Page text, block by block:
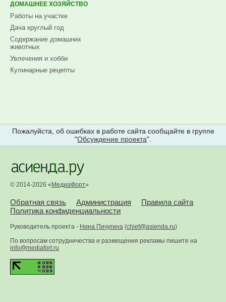
ДОМАШНЕЕ ХОЗЯЙСТВО
Работы на участке
Дача круглый год
Содержание домашних
животных
Увлечения и хобби
Кулинарные рецепты
Пожалуйста, об ошибках в работе сайта сообщайте в группе
"Обсуждение проекта".
© 2014-2026 «МедиаФорт»
Обратная связь Администрация
Правила сайта
Политика конфиденциальности
Руководитель проекта - Нина Пичугина (chief@asienda.ru)
По вопросам сотрудничества и размещения рекламы пишите на
info@mediafort.ru